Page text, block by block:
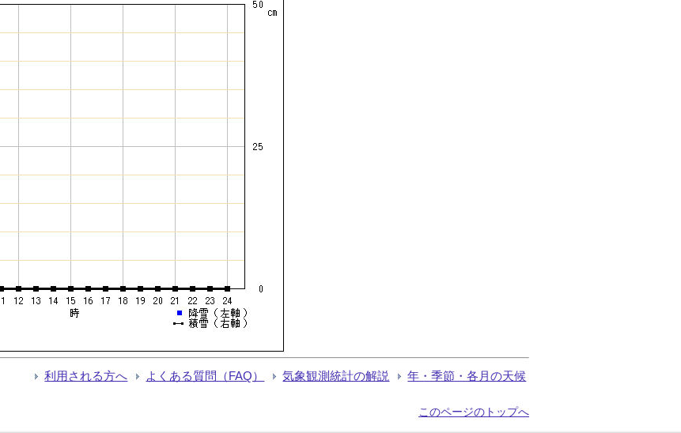
利用される方へ よくある質問（FAQ） 気象観測統計の解説 年・季節・各月の天候
このページのトップへ